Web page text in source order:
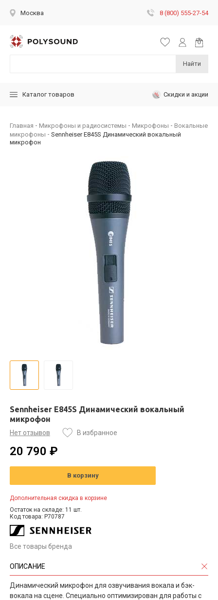
Москва 8 (800) 555-27-54
Найти
Каталог товаров Скидки и акции
Главная Микрофоны и радиосистемы Микрофоны
Вокальные
микрофоны
Sennheiser E845S Динамический вокальный
микрофон
Sennheiser E845S Динамический вокальный
микрофон
Нет отзывов В избранное
20 790 ₽
В корзину
Дополнительная скидка в корзине
Остаток на складе: 11 шт.
Код товара: P70787
Все товары бренда
ОПИСАНИЕ
Динамический микрофон для озвучивания вокала и бэк-
вокала на сцене. Cпециально оптимизирован для работы с